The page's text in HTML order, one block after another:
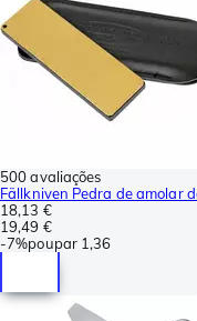
500 avaliações
Fällkniven Pedra de amolar
18,13 €
19,49 €
-7%poupar 1,36